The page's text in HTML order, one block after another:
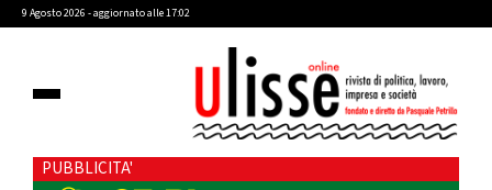
9 Agosto 2026 - aggiornato alle 17:02
PUBBLICITA'